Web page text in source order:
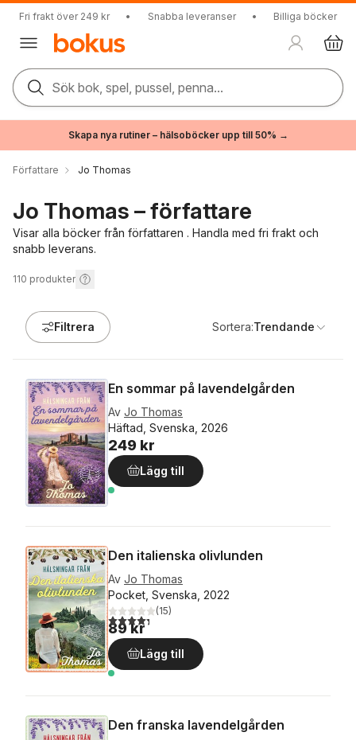
Fri frakt över 249 kr • Snabba leveranser • Billiga böcker
Sök bok, spel, pussel, penna...
Skapa nya rutiner – hälsoböcker upp till 50% →
Författare Jo Thomas
Jo Thomas – författare
Visar alla böcker från författaren . Handla med fri frakt och
snabb leverans.
110 produkter
Filtrera Sortera:Trendande
En sommar på lavendelgården
Av Jo Thomas
Häftad, Svenska, 2026
249 kr
Lägg till
Den italienska olivlunden
Av Jo Thomas
Pocket, Svenska, 2022
4,3utav 5 stjärnor. Totalt antal röster:
(15)
89 kr
Lägg till
Den franska lavendelgården